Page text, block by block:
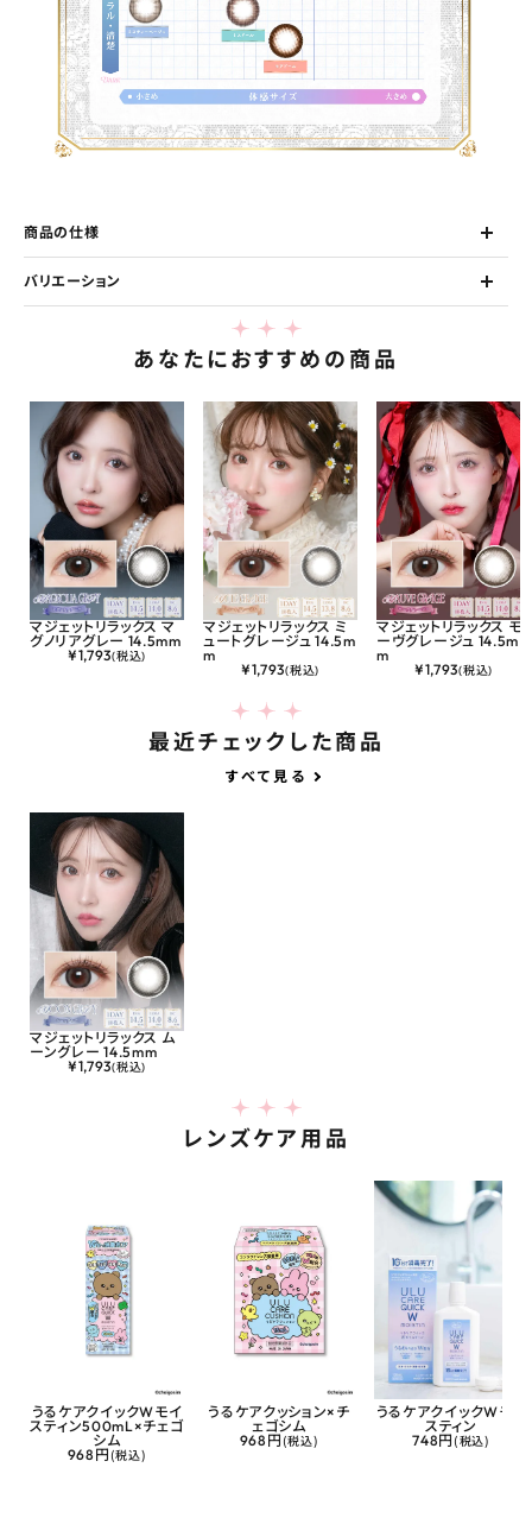
商品の仕様
バリエーション
あなたにおすすめの商品
マジェットリラックス マ
グノリアグレー 14.5mm
¥1,793(税込)
マジェットリラックス ミ
ュートグレージュ 14.5m
m
¥1,793(税込)
マジェットリラックス モ
ーヴグレージュ 14.5m
m
¥1,793(税込)
最近チェックした商品
すべて見る
マジェットリラックス ム
ーングレー 14.5mm
¥1,793(税込)
レンズケア用品
うるケアクイックWモイ
スティン500mL×チェゴ
シム
968円 (税込)
うるケアクッション×チ
ェゴシム
968円 (税込)
うるケアクイックWモイ
スティン
748円 (税込)